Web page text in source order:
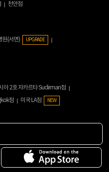
천안점
원(서면) UPGRADE
아 2호 자카르타 Sudirman점
점 미국 LA점 NEW